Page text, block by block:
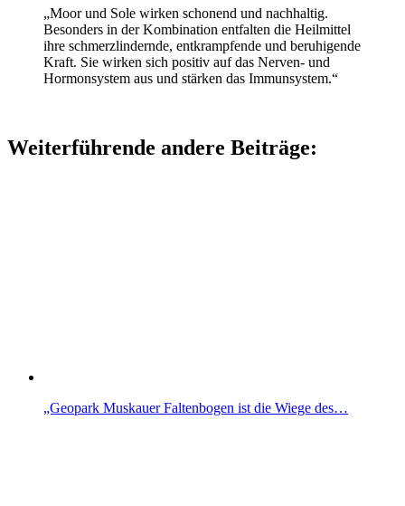
„Moor und Sole wirken schonend und nachhaltig.
Besonders in der Kombination entfalten die Heilmittel
ihre schmerzlindernde, entkrampfende und beruhigende
Kraft. Sie wirken sich positiv auf das Nerven- und
Hormonsystem aus und stärken das Immunsystem.“
Weiterführende andere Beiträge:
„Geopark Muskauer Faltenbogen ist die Wiege des…